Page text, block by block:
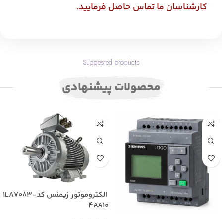
کارشناسان ما تماس حاصل فرمایید.
Suggested products
محصولات پیشنهادی
الکتروموتور زیمنس کد1LA7083-
4AA10